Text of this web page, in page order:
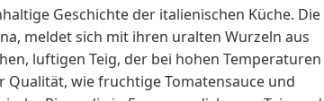
Geschichte der italienischen Küche. Die
meldet sich mit ihren uralten Wurzeln aus
luftigen Teig, der bei hohen Temperaturen
wie fruchtige Tomatensauce und